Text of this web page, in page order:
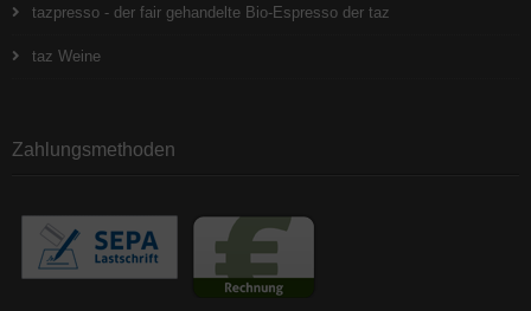
tazpresso - der fair gehandelte Bio-Espresso der taz
taz Weine
Zahlungsmethoden